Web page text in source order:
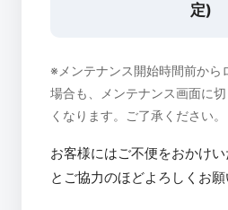
定)
※メンテナンス開始時間前から
場合も、メンテナンス画面に
くなります。ご了承ください。
お客様にはご不便をおかけ
とご協力のほどよろしくお願